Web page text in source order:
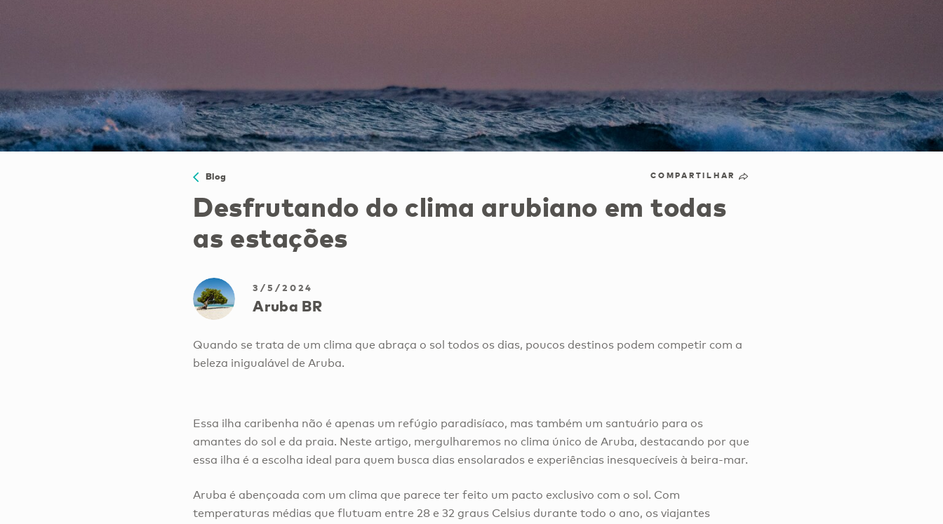
Blog COMPARTILHAR
Desfrutando do clima arubiano em todas
as estações
3/5/2024
Aruba BR
Quando se trata de um clima que abraça o sol todos os dias, poucos destinos podem competir com a
beleza inigualável de Aruba.
Essa ilha caribenha não é apenas um refúgio paradisíaco, mas também um santuário para os
amantes do sol e da praia. Neste artigo, mergulharemos no clima único de Aruba, destacando por que
essa ilha é a escolha ideal para quem busca dias ensolarados e experiências inesquecíveis à beira-mar.
Aruba é abençoada com um clima que parece ter feito um pacto exclusivo com o sol. Com
temperaturas médias que flutuam entre 28 e 32 graus Celsius durante todo o ano, os viajantes